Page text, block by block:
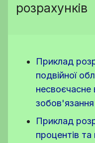
розрахунків
Приклад
подвійної
несвоєчасне
зобов'язання
Приклад
процентів та